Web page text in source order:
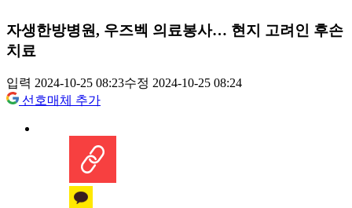
자생한방병원, 우즈벡 의료봉사… 현지 고려인 후손
치료
입력 2024-10-25 08:23수정 2024-10-25 08:24
선호매체 추가